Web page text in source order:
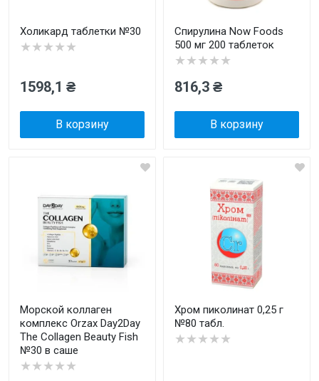
Холикард таблетки №30
★★★★★
1598,1 ₴
В корзину
Спирулина Now Foods
500 мг 200 таблеток
★★★★★
816,3 ₴
В корзину
Морской коллаген
комплекс Orzax Day2Day
The Collagen Beauty Fish
№30 в саше
★★★★★
Хром пиколинат 0,25 г
№80 табл.
★★★★★